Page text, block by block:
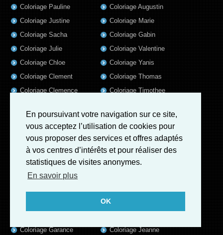
En poursuivant votre navigation sur ce site,
vous acceptez l’utilisation de cookies pour
vous proposer des services et offres adaptés
à vos centres d’intérêts et pour réaliser des
statistiques de visites anonymes.
En savoir plus
OK
Coloriage Pauline
Coloriage Justine
Coloriage Sacha
Coloriage Julie
Coloriage Chloe
Coloriage Clement
Coloriage Clemence
Coloriage Axel
Coloriage Samuel
Coloriage Valentin
Coloriage Jules
Coloriage Garance
Coloriage Augustin
Coloriage Marie
Coloriage Gabin
Coloriage Valentine
Coloriage Yanis
Coloriage Thomas
Coloriage Timothee
Coloriage Liam
Coloriage Baptiste
Coloriage Lisa
Coloriage Alix
Coloriage Luna
Coloriage Jeanne